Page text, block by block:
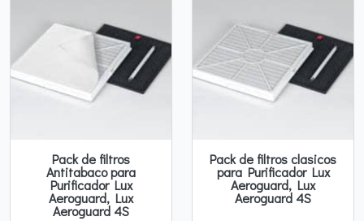
Pack de filtros
Antitabaco para
Purificador Lux
Aeroguard, Lux
Aeroguard 4S
Pack de filtros clasicos
para Purificador Lux
Aeroguard, Lux
Aeroguard 4S